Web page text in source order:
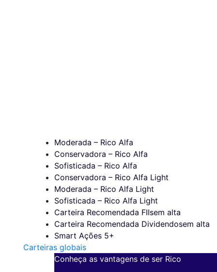
Moderada – Rico Alfa
Conservadora – Rico Alfa
Sofisticada – Rico Alfa
Conservadora – Rico Alfa Light
Moderada – Rico Alfa Light
Sofisticada – Rico Alfa Light
Carteira Recomendada FIIsem alta
Carteira Recomendada Dividendosem alta
Smart Ações 5+
Carteiras globais
Conheça as vantagens de ser Rico